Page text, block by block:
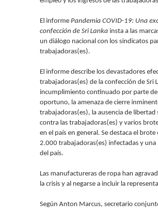
El informe Pandemia COVID-19: Una
confección de Sri Lanka insta a las
un diálogo nacional con los sindicatos
trabajadoras(es).
El informe describe los devastadores
trabajadoras(es) de la confección de Sri
incumplimiento continuado por parte
oportuno, la amenaza de cierre
trabajadoras(es), la ausencia de libertad
contra las trabajadoras(es) y varios
en el país en general. Se destaca el
2.000 trabajadoras(es) infectadas y
del país.
Las manufactureras de ropa han
la crisis y al negarse a incluir la
Según Anton Marcus, secretario